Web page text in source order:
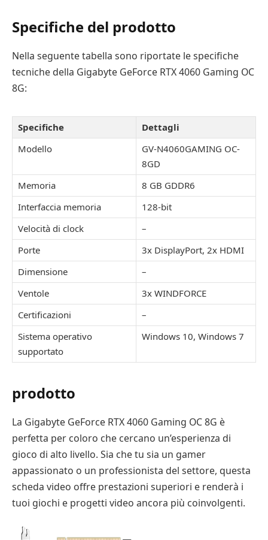
Specifiche del prodotto
Nella seguente tabella sono riportate le specifiche
tecniche della Gigabyte GeForce RTX 4060 Gaming OC
8G:
Specifiche
Dettagli
Modello
GV-N4060GAMING OC-
8GD
Memoria
8 GB GDDR6
Interfaccia memoria
128-bit
Velocità di clock
–
Porte
3x DisplayPort, 2x HDMI
Dimensione
–
Ventole
3x WINDFORCE
Certificazioni
–
Sistema operativo
supportato
Windows 10, Windows 7
prodotto
La Gigabyte GeForce RTX 4060 Gaming OC 8G è
perfetta per coloro che cercano un’esperienza di
gioco di alto livello. Sia che tu sia un gamer
appassionato o un professionista del settore, questa
scheda video offre prestazioni superiori e renderà i
tuoi giochi e progetti video ancora più coinvolgenti.